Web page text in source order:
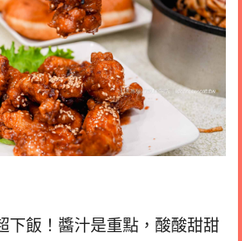
下飯！醬汁是重點，酸酸甜甜